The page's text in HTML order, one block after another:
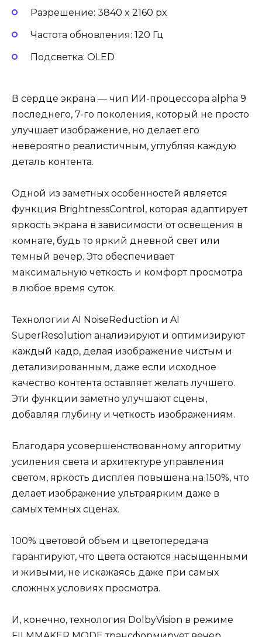
Разрешение: 3840 x 2160 px
Частота обновления: 120 Гц
Подсветка: OLED
В сердце экрана — чип ИИ-процессора alpha 9
последнего, 7-го поколения, который не просто
улучшает изображение, но делает его
невероятно реалистичным, углубляя каждую
деталь контента.
Одной из заметных особенностей является
функция BrightnessControl, которая адаптирует
яркость экрана в зависимости от освещения в
комнате, будь то яркий дневной свет или
темный вечер. Это обеспечивает
максимальную четкость и комфорт просмотра
в любое время суток.
Технологии AI NoiseReduction и AI
SuperResolution анализируют и оптимизируют
каждый кадр, делая изображение чистым и
детализированным, даже если исходное
качество контента оставляет желать лучшего.
Эти функции заметно улучшают сцены,
добавляя глубину и четкость изображениям.
Благодаря усовершенствованному алгоритму
усиления света и архитектуре управления
светом, яркость дисплея повышена на 150%, что
делает изображение ультраярким даже в
самых темных сценах.
100% цветовой объем и цветопередача
гарантируют, что цвета остаются насыщенными
и живыми, не искажаясь даже при самых
сложных условиях просмотра.
И, конечно, технология DolbyVision в режиме